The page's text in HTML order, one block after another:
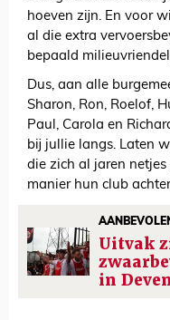
hoeven zijn. En voor
al die extra
bepaald
Dus, aan alle
Sharon, Ron, Roelof,
Paul, Carola en
bij jullie langs. Laten
die zich al jaren
manier hun club
Uitvak
in